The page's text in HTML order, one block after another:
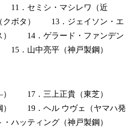
．セミシ・マシレワ（近
ボタ） 13．ジェイソン・エ
） 14．ゲラード・ファンデン
．山中亮平（神戸製鋼）
―） 17．三上正貴（東芝）
） 19．ヘル ウヴェ（ヤマハ発
ハッティング（神戸製鋼）